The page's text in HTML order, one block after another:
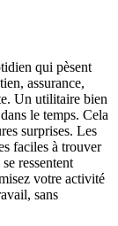
qui pèsent
assurance,
Un utilitaire bien
le temps. Cela
surprises. Les
faciles à trouver
ressentent
votre activité
sans